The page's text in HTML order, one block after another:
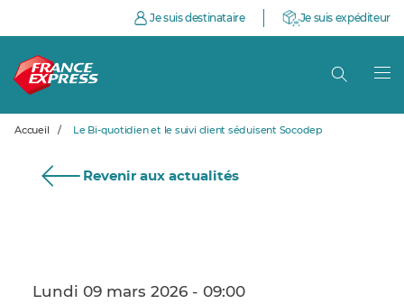
Je suis destinataire Je suis expéditeur
Accueil / Le Bi-quotidien et le suivi client séduisent Socodep
Revenir aux actualités
Lundi 09 mars 2026 - 09:00